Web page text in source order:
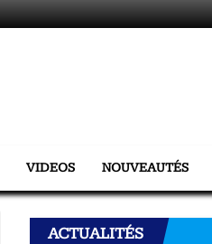
VIDEOS NOUVEAUTÉS
ACTUALITÉS